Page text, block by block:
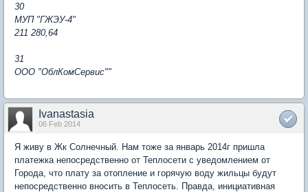
30
МУП "ГЖЭУ-4"
211 280,64
31
ООО "ОблКомСервис""
Ivanastasia
06 Feb 2014
Я живу в Жк Солнечный. Нам тоже за январь 2014г пришла
платежка непосредственно от Теплосети с уведомлением от
Города, что плату за отопление и горячую воду жильцы будут
непосредственно вносить в Теплосеть. Правда, инициативная